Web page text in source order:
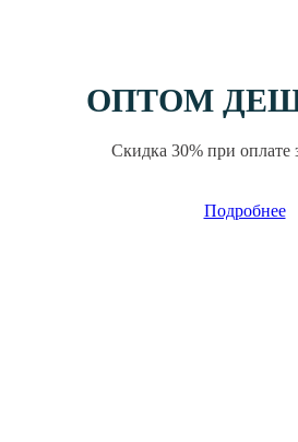
ОПТОМ
Скидка 30% при оплате
Подробнее